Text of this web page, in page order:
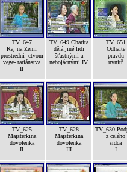
TV_647
Raj na Zemi
prostrední- ctvom
vege- tariánstva
II
TV_649 Charita
dělá jiné lidi
šťastnými a
nebojácnými IV
TV_651
Odhalte
pravdu
uvnitř
TV_625
Majsterkina
dovolenka
II
TV_628
Majsterkina
dovolenka
III
TV_630
z celého
srdca
I